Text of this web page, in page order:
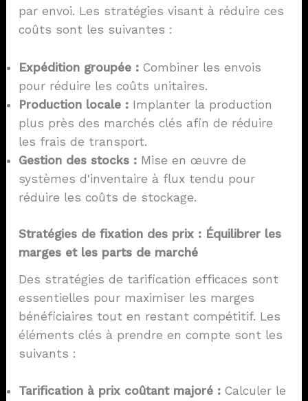
par envoi. Les stratégies visant à réduire ces
coûts sont les suivantes :
Expédition groupée :Combiner les envois
pour réduire les coûts unitaires.
Production locale :Implanter la production
plus près des marchés clés afin de réduire
les frais de transport.
Gestion des stocks :Mise en œuvre de
systèmes d'inventaire à flux tendu pour
réduire les coûts de stockage.
Stratégies de fixation des prix : Équilibrer les
marges et les parts de marché
Des stratégies de tarification efficaces sont
essentielles pour maximiser les marges
bénéficiaires tout en restant compétitif. Les
éléments clés à prendre en compte sont les
suivants :
Tarification à prix coûtant majoré :Calculer le